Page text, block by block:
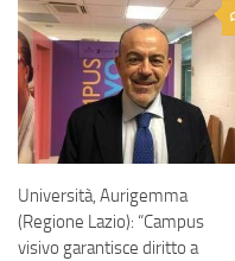
Università, Aurigemma
(Regione Lazio): “Campus
visivo garantisce diritto a